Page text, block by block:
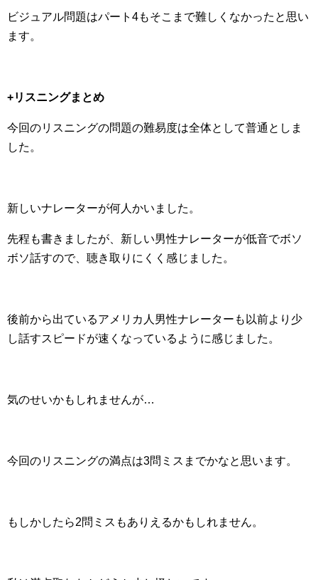
ビジュアル問題はパート4もそこまで難しくなかったと思い
ます。
+リスニングまとめ
今回のリスニングの問題の難易度は全体として普通としま
した。
新しいナレーターが何人かいました。
先程も書きましたが、新しい男性ナレーターが低音でボソ
ボソ話すので、聴き取りにくく感じました。
後前から出ているアメリカ人男性ナレーターも以前より少
し話すスピードが速くなっているように感じました。
気のせいかもしれませんが…
今回のリスニングの満点は3問ミスまでかなと思います。
もしかしたら2問ミスもありえるかもしれません。